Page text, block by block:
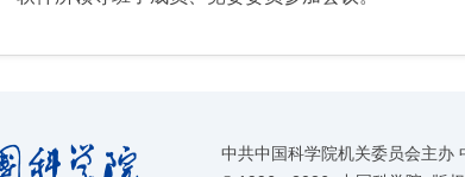
中共中国科学院机关委员会主办